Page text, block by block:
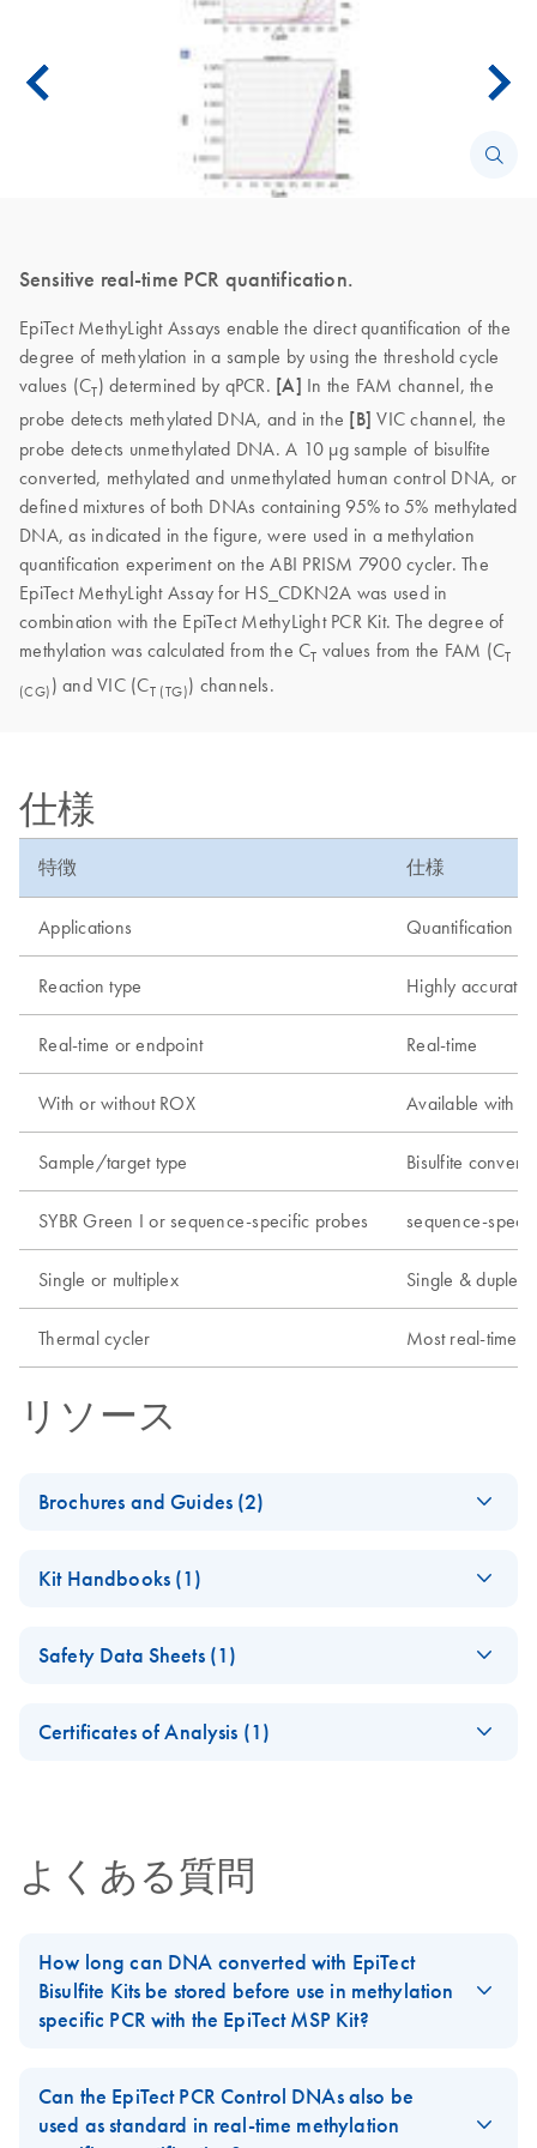
Sensitive real-time PCR quantification.
EpiTect MethyLight Assays enable the direct quantification of the
degree of methylation in a sample by using the threshold cycle
values (CT) determined by qPCR. [A] In the FAM channel, the
probe detects methylated DNA, and in the [B]VIC channel, the
probe detects unmethylated DNA. A 10 µg sample of bisulfite
converted, methylated and unmethylated human control DNA, or
defined mixtures of both DNAs containing 95% to 5% methylated
DNA, as indicated in the figure, were used in a methylation
quantification experiment on the ABI PRISM 7900 cycler. The
EpiTect MethyLight Assay for HS_CDKN2A was used in
combination with the EpiTect MethyLight PCR Kit. The degree of
methylation was calculated from the CT values from the FAM (CT
(CG) ) and VIC (CT (TG)) channels.
仕様
特徴 仕様
Applications Quantification
Reaction type Highly accurate
Real-time or endpoint Real-time
With or without ROX Available with
Sample/target type Bisulfite
SYBR Green I or sequence-specific probes sequence-
Single or multiplex Single & duplex
Thermal cycler Most real-time
リソース
Brochures and Guides (2)
- Pure Detection
???????????????????PCR ??
Kit Handbooks (1)
MethyLight PCR
EpiTect MethyLight PCR Kit
Safety Data Sheets (1)
Certificates of Analysis (1)
よくある質問
How long can DNA converted with EpiTect
Bisulfite Kits be stored before use in methylation
specific PCR with the EpiTect MSP Kit?
showing that the bisulfite treated DNA is stable for 3 years at
-20°C before use in methylation specific PCR with the
EpiTect
Can the EpiTect PCR Control DNAs also be
used as standard in real-time methylation